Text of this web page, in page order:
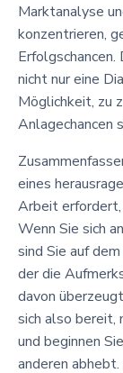
Marktanalyse
konzentrieren,
Erfolgschancen.
nicht nur eine
Möglichkeit, zu
Anlagechancen
eines
Arbeit erfordert,
Wenn Sie sich
sind Sie auf
der die
davon
sich also bereit,
und beginnen
anderen